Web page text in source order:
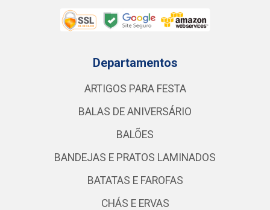
Departamentos
ARTIGOS PARA FESTA
BALAS DE ANIVERSÁRIO
BALÕES
BANDEJAS E PRATOS LAMINADOS
BATATAS E FAROFAS
CHÁS E ERVAS